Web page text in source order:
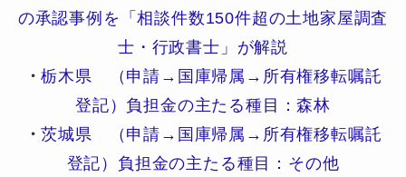
の承認事例を「相談件数150件超の土地家屋調査
士・行政書士」が解説
・栃木県 （申請→国庫帰属→所有権移転嘱託
登記）負担金の主たる種目：森林
・茨城県 （申請→国庫帰属→所有権移転嘱託
登記）負担金の主たる種目：その他